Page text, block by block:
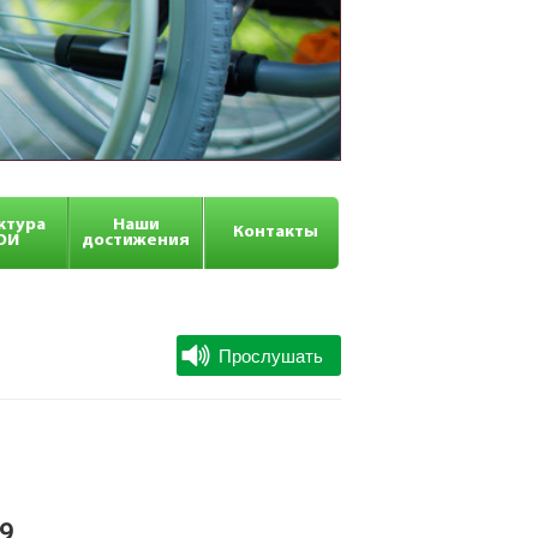
Наши
достижения
Контакты